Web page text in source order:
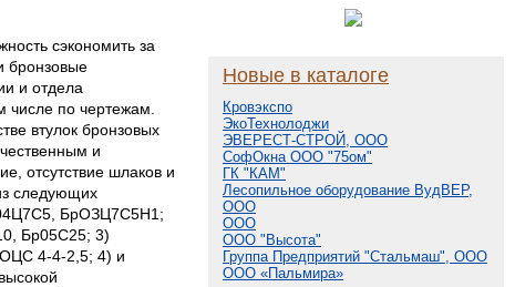
сэкономить за
бронзовые
и отдела
числе по чертежам.
втулок бронзовых
и
отсутствие шлаков и
следующих
БрОЗЦ7С5Н1;
Бр05С25; 3)
4-4-2,5; 4) и
Новые в каталоге
Кровэкспо
ЭкоТехнолоджи
ЭВЕРЕСТ-СТРОЙ, ООО
СофОкна ООО "75ом"
ГК "КАМ"
Лесопильное оборудование ВудВЕР,
ООО
ООО
ООО "Высота"
Группа Предприятий "Стальмаш", ООО
ООО «Пальмира»